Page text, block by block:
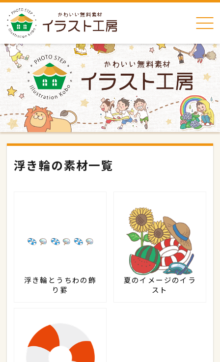
浮き輪の素材一覧
浮き輪とうちわの飾
り罫
夏のイメージのイラ
スト